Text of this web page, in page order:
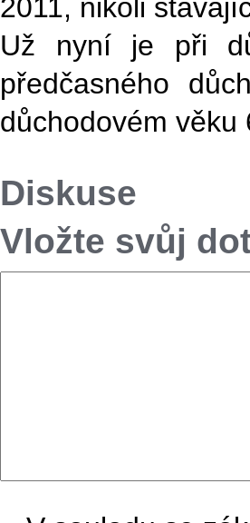
2011, nikoli
Už nyní je při
předčasného
důchodovém
Diskuse
Vložte svůj